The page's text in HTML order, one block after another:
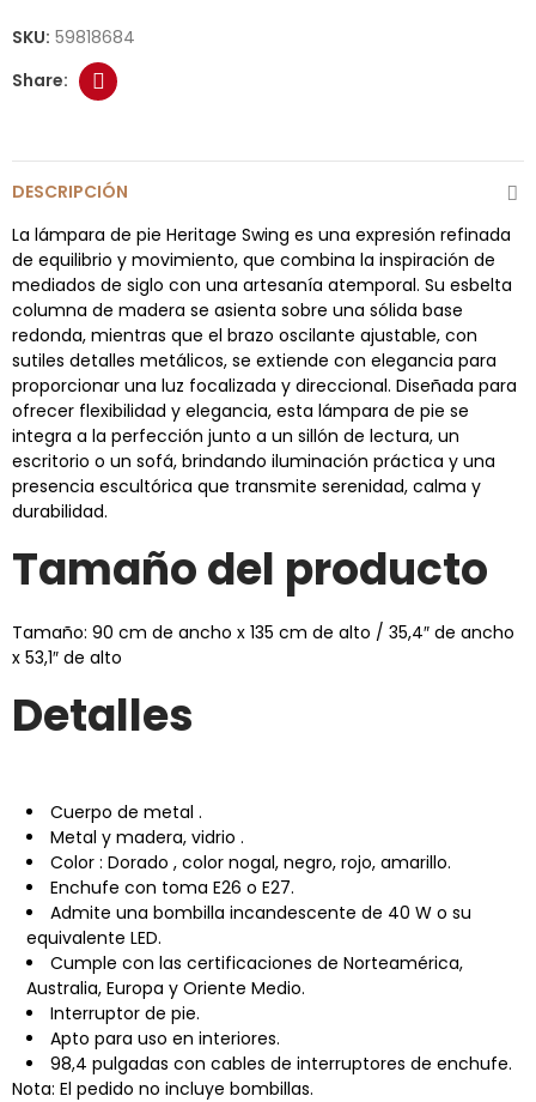
SKU: 59818684
DESCRIPCIÓN
La lámpara de pie Heritage Swing es una expresión refinada
de equilibrio y movimiento, que combina la inspiración de
mediados de siglo con una artesanía atemporal. Su esbelta
columna de madera se asienta sobre una sólida base
redonda, mientras que el brazo oscilante ajustable, con
sutiles detalles metálicos, se extiende con elegancia para
proporcionar una luz focalizada y direccional. Diseñada para
ofrecer flexibilidad y elegancia, esta lámpara de pie se
integra a la perfección junto a un sillón de lectura, un
escritorio o un sofá, brindando iluminación práctica y una
presencia escultórica que transmite serenidad, calma y
durabilidad.
Tamaño del producto
Tamaño: 90 cm de ancho x 135 cm de alto / 35,4″ de ancho
x 53,1″ de alto
Detalles
Cuerpo de metal .
Metal y madera, vidrio .
Color : Dorado , color nogal, negro, rojo, amarillo.
Enchufe con toma E26 o E27.
Admite una bombilla incandescente de 40 W o su
equivalente LED.
Cumple con las certificaciones de Norteamérica,
Australia, Europa y Oriente Medio.
Interruptor de pie.
Apto para uso en interiores.
98,4 pulgadas con cables de interruptores de enchufe.
Nota: El pedido no incluye bombillas.